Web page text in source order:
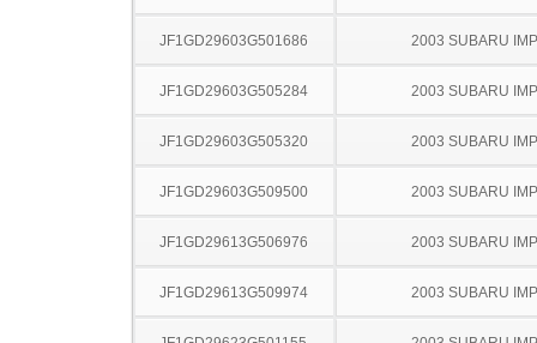
JF1GD29603G501686 2003 SUBARU
JF1GD29603G505284 2003 SUBARU
JF1GD29603G505320 2003 SUBARU
JF1GD29603G509500 2003 SUBARU
JF1GD29613G506976 2003 SUBARU
JF1GD29613G509974 2003 SUBARU